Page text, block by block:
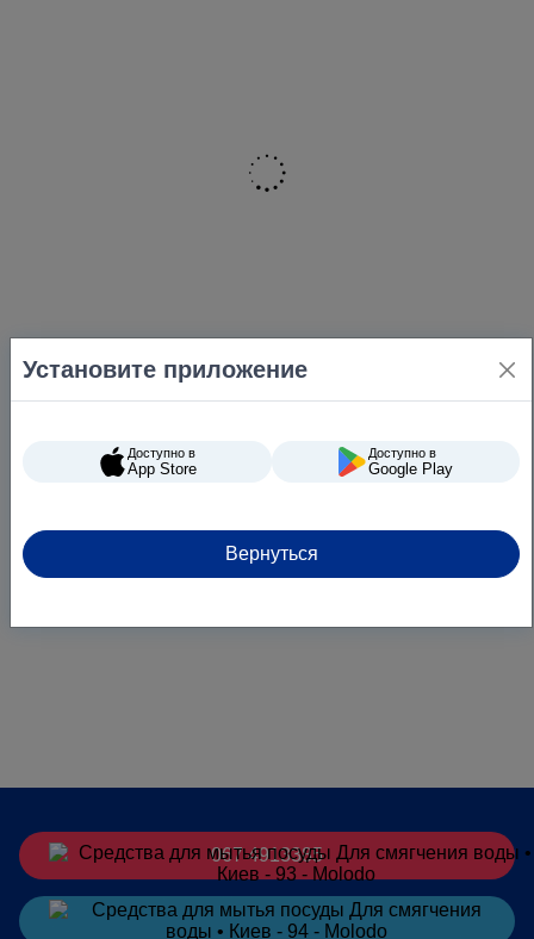
067 4913385
Заказатьв Telegram
Установите приложение
Доступно в
App Store
Доступно в
Google Play
Вернуться